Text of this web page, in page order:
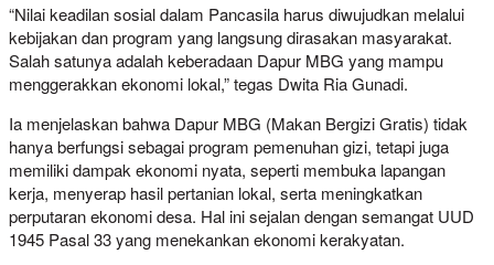
“Nilai keadilan sosial dalam Pancasila harus diwujudkan melalui
kebijakan dan program yang langsung dirasakan masyarakat.
Salah satunya adalah keberadaan Dapur MBG yang mampu
menggerakkan ekonomi lokal,” tegas Dwita Ria Gunadi.
Ia menjelaskan bahwa Dapur MBG (Makan Bergizi Gratis) tidak
hanya berfungsi sebagai program pemenuhan gizi, tetapi juga
memiliki dampak ekonomi nyata, seperti membuka lapangan
kerja, menyerap hasil pertanian lokal, serta meningkatkan
perputaran ekonomi desa. Hal ini sejalan dengan semangat UUD
1945 Pasal 33 yang menekankan ekonomi kerakyatan.